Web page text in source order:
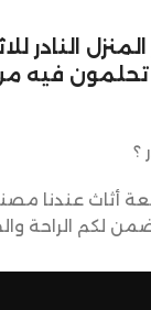
النادر
فيه
؟
أثاث عندنا
لكم الراحة